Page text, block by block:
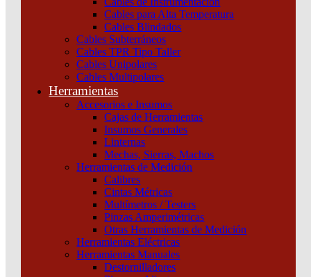
Cables para Alta Temperatura
Cables Blindados
Cables Subterráneos
Cables TPR Tipo Taller
Cables Unipolares
Cables Multipolares
Herramientas
Accesorios e Insumos
Cajas de Herramientas
Insumos Generales
Linternas
Mechas, Sierras, Machos
Herramientas de Medición
Calibres
Cintas Métricas
Multímetros / Testers
Pinzas Amperimétricas
Otras Herramientas de Medición
Herramientas Eléctricas
Herramientas Manuales
Destornilladores
Automatización y Control/Variadores
VARIADOR TAB IP54 315KW
ETH+FILTROS+SECC Schneider
VARIADOR TAB IP54 315KW
ETH+FILTROS+SECC Schneider
Variadores de velocidadSKU:ATV950C31N4F
VARIADOR TAB IP54 315KW ETH+FILTROS+SECC